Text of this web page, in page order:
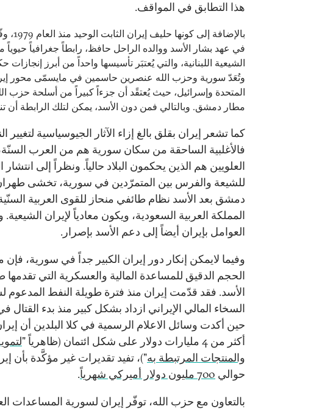
هذا التطابق في المواقف.
بالإضافة
في عهد بشار الأسد ووالده الراحل حافظ، رابطاً جغرافياً حيوياً
الشيعية اللبنانية، والتي يُعتبَر تأسيسها واحداً من أبرز إنجازات
وتُعَدّ سورية وحزب الله عنصرين حاسمين في مايسمّى محور
المتحدة وإسرائيل، حيث يُعتقًد أن جزءاً كبيراً من أسلحة حزب
مطار دمشق. وبالتالي فمن دون الأسد، يمكن لتلك الرابطة أن
كما تشعر إيران بقلق بالغ إزاء الآثار الجيوسياسية
فالأغلبية الساحقة من سكان سورية هم من العرب
العلويين هم الذين يحكمون البلاد حالياً. ونظراً إلى انتشار
للشيعة والفرس بين المتمرّدين في سورية، تخشى
دمشق بعد الأسد نظام طائفي منحاز للقوى العربية السنّية
المملكة العربية السعودية، ويكون معادياً لإيران
العوامل بإيران أيضاً إلى دعم الأسد بإصرار.
وفيما لايمكن إنكار دور إيران الكبير جداً في سورية،
الحجم الدقيق للمساعدة المالية والعسكرية التي
الأسد. فقد قدّمت إيران منذ فترة طويلة النفط المدعوم
حين أكدت وسائل الاعلام الرسمية في كلا البلدين أن
أكثر من 4 مليارات دولار على شكل ائتمان (ظاهرياً "
والمنتجات المرتبطة به")، تفيد تقديرات غير مؤكَّدة بأن
حوالي 700 مليون دولار أميركي شهرياً
.
بالتعاون مع حزب الله، توفّر إيران لسورية المساعدات